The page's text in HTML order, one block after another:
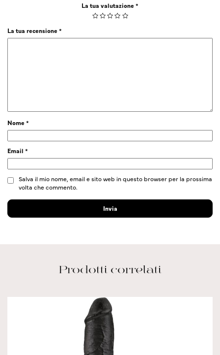
La tua valutazione*
La tua recensione*
Nome*
Email *
Salva il mio nome, email e sito web in questo browser per la prossima
volta che commento.
Prodotti correlati